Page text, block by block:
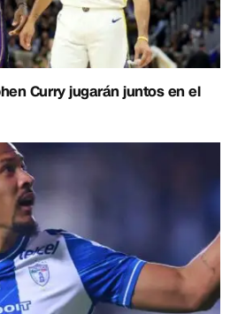
Curry jugarán juntos en el